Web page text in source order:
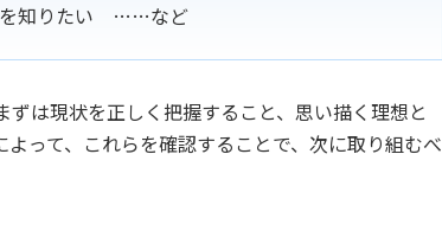
を知りたい ……など
は現状を正しく把握すること、思い描く理想と
って、これらを確認することで、次に取り組むべ